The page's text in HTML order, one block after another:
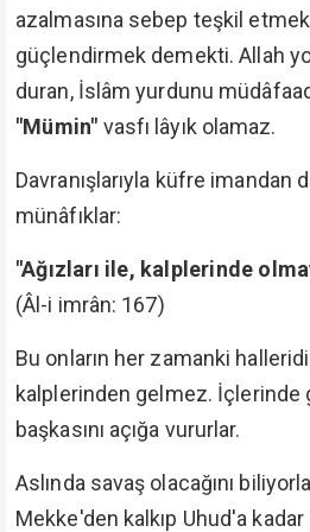
azalmasına sebep teşkil
güçlendirmek demekti. Allah
duran, İslâm yurdunu
"Mümin" vasfı lâyık olamaz.
Davranışlarıyla küfre imandan
münâfıklar:
"Ağızları ile, kalplerinde
(Âl-i imrân: 167)
Bu onların her zamanki
kalplerinden gelmez. İçlerinde
başkasını açığa vururlar.
Aslında savaş olacağını
Mekke'den kalkıp Uhud'a